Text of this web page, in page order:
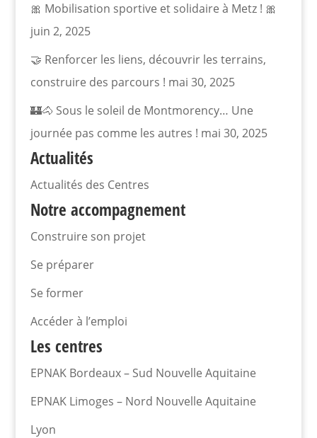
🎀 Mobilisation sportive et solidaire à Metz ! 🎀
juin 2, 2025
🤝 Renforcer les liens, découvrir les terrains,
construire des parcours ! mai 30, 2025
🏰🐴 Sous le soleil de Montmorency… Une
journée pas comme les autres ! mai 30, 2025
Actualités
Actualités des Centres
Notre accompagnement
Construire son projet
Se préparer
Se former
Accéder à l’emploi
Les centres
EPNAK Bordeaux – Sud Nouvelle Aquitaine
EPNAK Limoges – Nord Nouvelle Aquitaine
Lyon